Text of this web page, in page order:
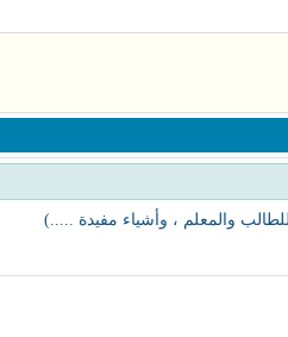
والمعلم ، وأشياء مفيدة .....)